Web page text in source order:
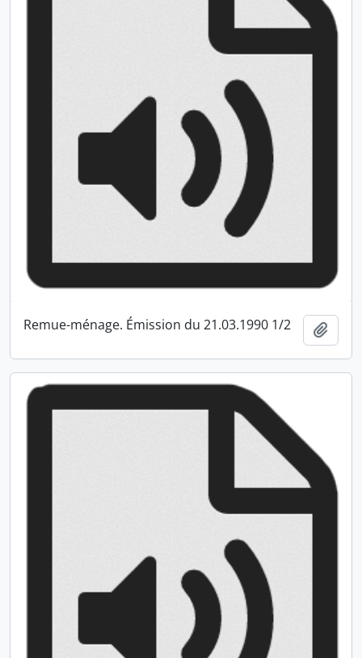
Remue-ménage. Émission du 21.03.1990 1/2